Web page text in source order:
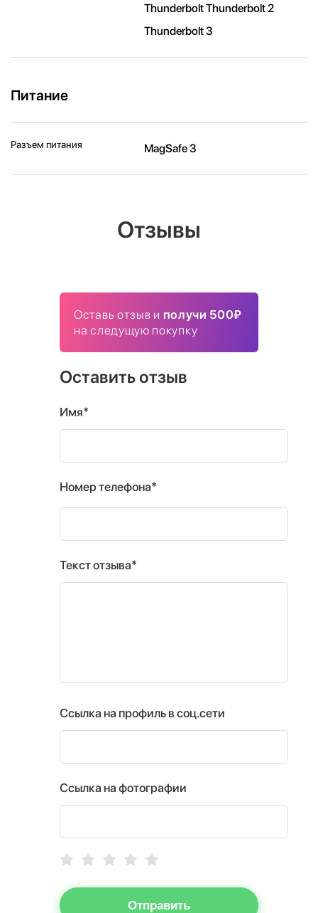
Thunderbolt Thunderbolt 2
Thunderbolt 3
Питание
Разъем питания MagSafe 3
Отзывы
Оставь отзыв и получи 500₽
на следущую покупку
Оставить отзыв
Имя*
Номер телефона*
Текст отзыва*
Ссылка на профиль в соц.сети
Ссылка на фотографии
Отправить